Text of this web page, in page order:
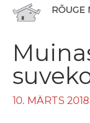
10. MÄRTS 2018